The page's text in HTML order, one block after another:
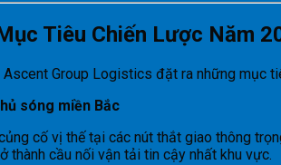
Tiêu Chiến Lược Năm
Group Logistics đặt ra những mục
sóng miền Bắc
cố vị thế tại các nút thắt giao thông
thành cầu nối vận tải tin cậy nhất khu vực.